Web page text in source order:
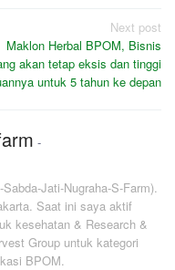
Next post
Maklon Herbal BPOM, Bisnis
akan tetap eksis dan tinggi
untuk 5 tahun ke depan
-
Jati-Nugraha-S-Farm).
Saat ini saya aktif
kesehatan & Research &
Group untuk kategori
BPOM.